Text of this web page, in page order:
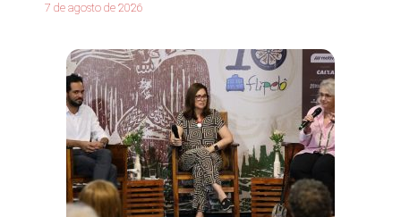
7 de agosto de 2026